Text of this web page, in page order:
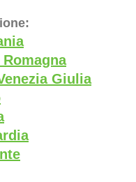
Giulia